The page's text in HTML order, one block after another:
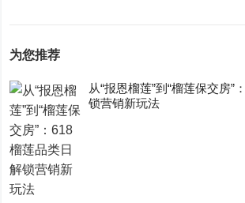
为您推荐
从“报恩榴莲”到“榴莲保交房”
锁营销新玩法